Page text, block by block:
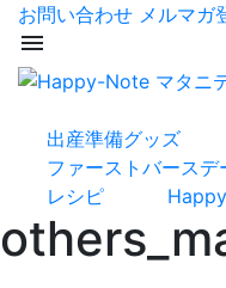
お問い合わせ メルマガ
menu
出産準備グッズ
ファーストバースデ
レシピ